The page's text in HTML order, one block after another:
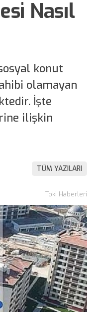
Nasıl
konut
olamayan
İşte
ilişkin
TÜM YAZILARI
Toki Haberleri